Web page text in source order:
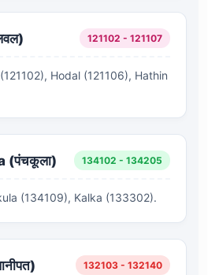
121102 - 121107
Hodal (121106), Hathin
(पंचकूला) 134102 - 134205
(134109), Kalka (133302).
132103 - 132140